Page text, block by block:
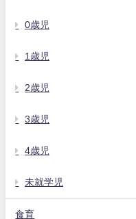
0歳児
1歳児
2歳児
3歳児
4歳児
未就学児
食育